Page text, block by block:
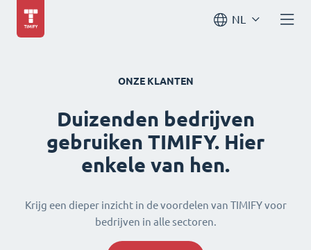
NL
ONZE KLANTEN
Duizenden bedrijven
gebruiken TIMIFY. Hier
enkele van hen.
Krijg een dieper inzicht in de voordelen van TIMIFY voor
bedrijven in alle sectoren.